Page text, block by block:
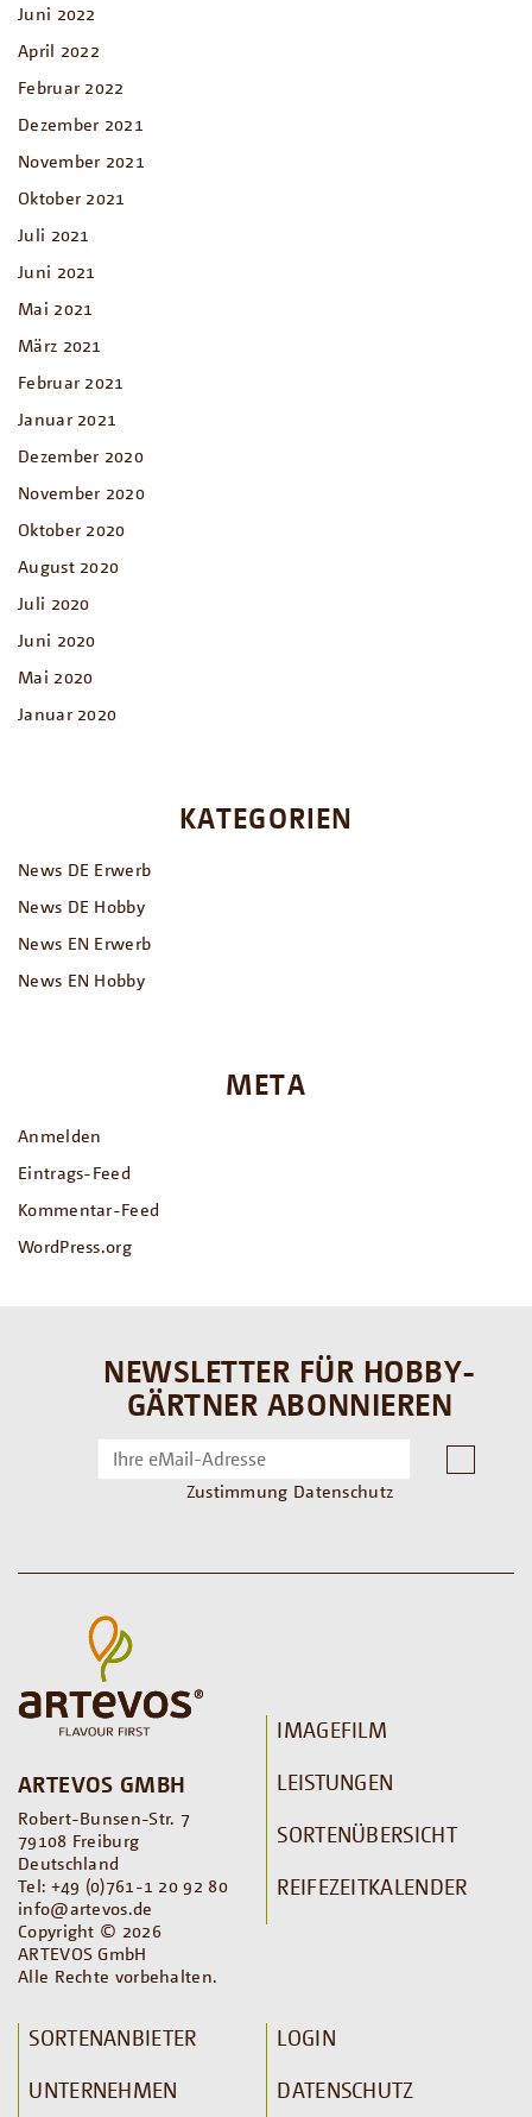
Juni 2022
April 2022
Februar 2022
Dezember 2021
November 2021
Oktober 2021
Juli 2021
Juni 2021
Mai 2021
März 2021
Februar 2021
Januar 2021
Dezember 2020
November 2020
Oktober 2020
August 2020
Juli 2020
Juni 2020
Mai 2020
Januar 2020
KATEGORIEN
News DE Erwerb
News DE Hobby
News EN Erwerb
News EN Hobby
META
Anmelden
Eintrags-Feed
Kommentar-Feed
WordPress.org
NEWSLETTER FÜR HOBBY-
GÄRTNER ABONNIEREN
Zustimmung Datenschutz
ARTEVOS GMBH
Robert-Bunsen-Str. 7
79108 Freiburg
Deutschland
Tel: +49 (0)761-1 20 92 80
info@artevos.de
Copyright © 2026
ARTEVOS GmbH
Alle Rechte vorbehalten.
IMAGEFILM
LEISTUNGEN
SORTENÜBERSICHT
REIFEZEITKALENDER
SORTENANBIETER
UNTERNEHMEN
LOGIN
DATENSCHUTZ